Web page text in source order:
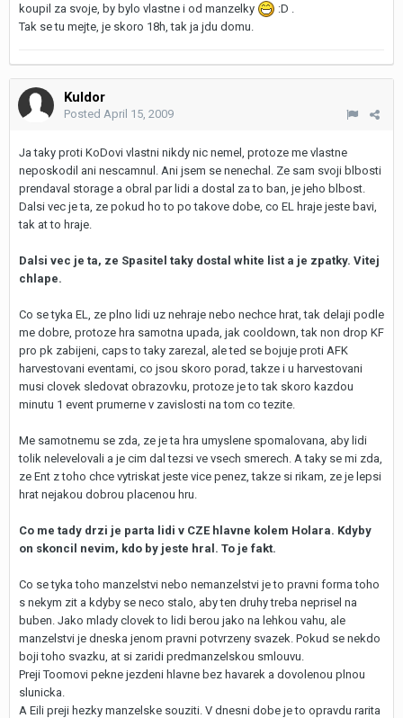
koupil za svoje, by bylo vlastne i od manzelky
:D .
Tak se tu mejte, je skoro 18h, tak ja jdu domu.
Kuldor
Posted April 15, 2009
Ja taky proti KoDovi vlastni nikdy nic nemel, protoze me vlastne
neposkodil ani nescamnul. Ani jsem se nenechal. Ze sam svoji blbosti
prendaval storage a obral par lidi a dostal za to ban, je jeho blbost.
Dalsi vec je ta, ze pokud ho to po takove dobe, co EL hraje jeste bavi,
tak at to hraje.
Dalsi vec je ta, ze Spasitel taky dostal white list a je zpatky. Vitej
chlape.
Co se tyka EL, ze plno lidi uz nehraje nebo nechce hrat, tak delaji podle
me dobre, protoze hra samotna upada, jak cooldown, tak non drop KF
pro pk zabijeni, caps to taky zarezal, ale ted se bojuje proti AFK
harvestovani eventami, co jsou skoro porad, takze i u harvestovani
musi clovek sledovat obrazovku, protoze je to tak skoro kazdou
minutu 1 event prumerne v zavislosti na tom co tezite.
Me samotnemu se zda, ze je ta hra umyslene spomalovana, aby lidi
tolik nelevelovali a je cim dal tezsi ve vsech smerech. A taky se mi zda,
ze Ent z toho chce vytriskat jeste vice penez, takze si rikam, ze je lepsi
hrat nejakou dobrou placenou hru.
Co me tady drzi je parta lidi v CZE hlavne kolem Holara. Kdyby
on skoncil nevim, kdo by jeste hral. To je fakt.
Co se tyka toho manzelstvi nebo nemanzelstvi je to pravni forma toho
s nekym zit a kdyby se neco stalo, aby ten druhy treba neprisel na
buben. Jako mlady clovek to lidi berou jako na lehkou vahu, ale
manzelstvi je dneska jenom pravni potvrzeny svazek. Pokud se nekdo
boji toho svazku, at si zaridi predmanzelskou smlouvu.
Preji Toomovi pekne jezdeni hlavne bez havarek a dovolenou plnou
slunicka.
A Eili preji hezky manzelske souziti. V dnesni dobe je to opravdu rarita